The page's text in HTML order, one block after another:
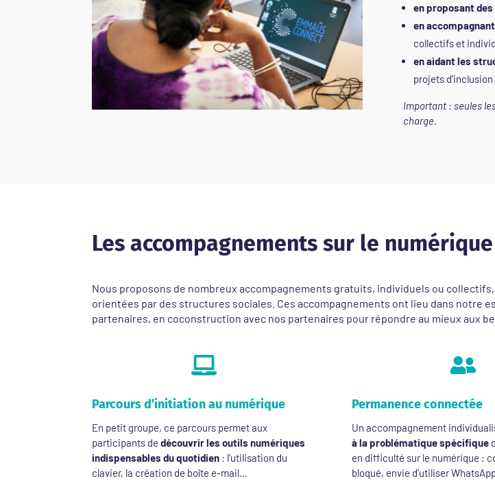
en proposant
en
collectifs et
en aidant les
projets
Important : seules
charge.
Les accompagnements sur le numérique
Nous proposons de nombreux accompagnements gratuits, individuels ou
orientées par des structures sociales. Ces accompagnements ont lieu dans notre
partenaires, en coconstruction avec nos partenaires pour répondre au mieux aux

Parcours d’initiation au numérique
En petit groupe, ce parcours permet aux
participants dedécouvrir les outils numériques
indispensables du quotidien : l’utilisation du
clavier, la création de boîte e-mail…

Permanence connectée
Un accompagnement
à la problématique spécifique
en difficulté sur le numérique :
bloqué, envie d’utiliser